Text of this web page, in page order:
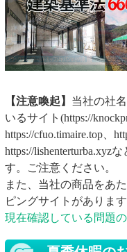
【注意喚起】 当社の社
いるサイト(https://
https://cfuo.timaire.top、
https://lishenterturba.xyz
す。ご注意ください。
また、当社の商品をあ
ピングサイトがありま
現在確認している問題